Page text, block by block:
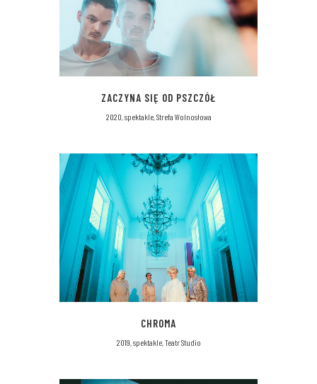
ZACZYNA SIĘ OD PSZCZÓŁ
2020, spektakle, Strefa Wolnosłowa
CHROMA
2019, spektakle, Teatr Studio